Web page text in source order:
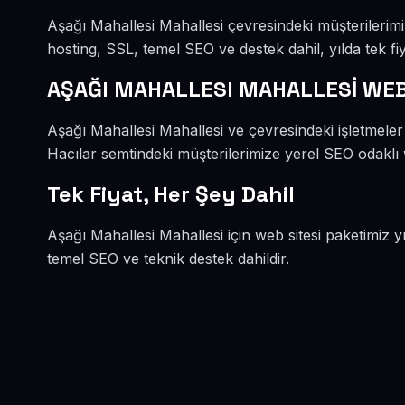
Aşağı Mahallesi Mahallesi çevresindeki
hosting, SSL, temel SEO ve destek dahil, yılda tek
AŞAĞI MAHALLESI MAHALLESİ
Aşağı Mahallesi Mahallesi ve çevresindeki
Hacılar semtindeki müşterilerimize yerel SEO
Tek Fiyat, Her Şey Dahil
Aşağı Mahallesi Mahallesi için web sitesi paketimiz
temel SEO ve teknik destek dahildir.